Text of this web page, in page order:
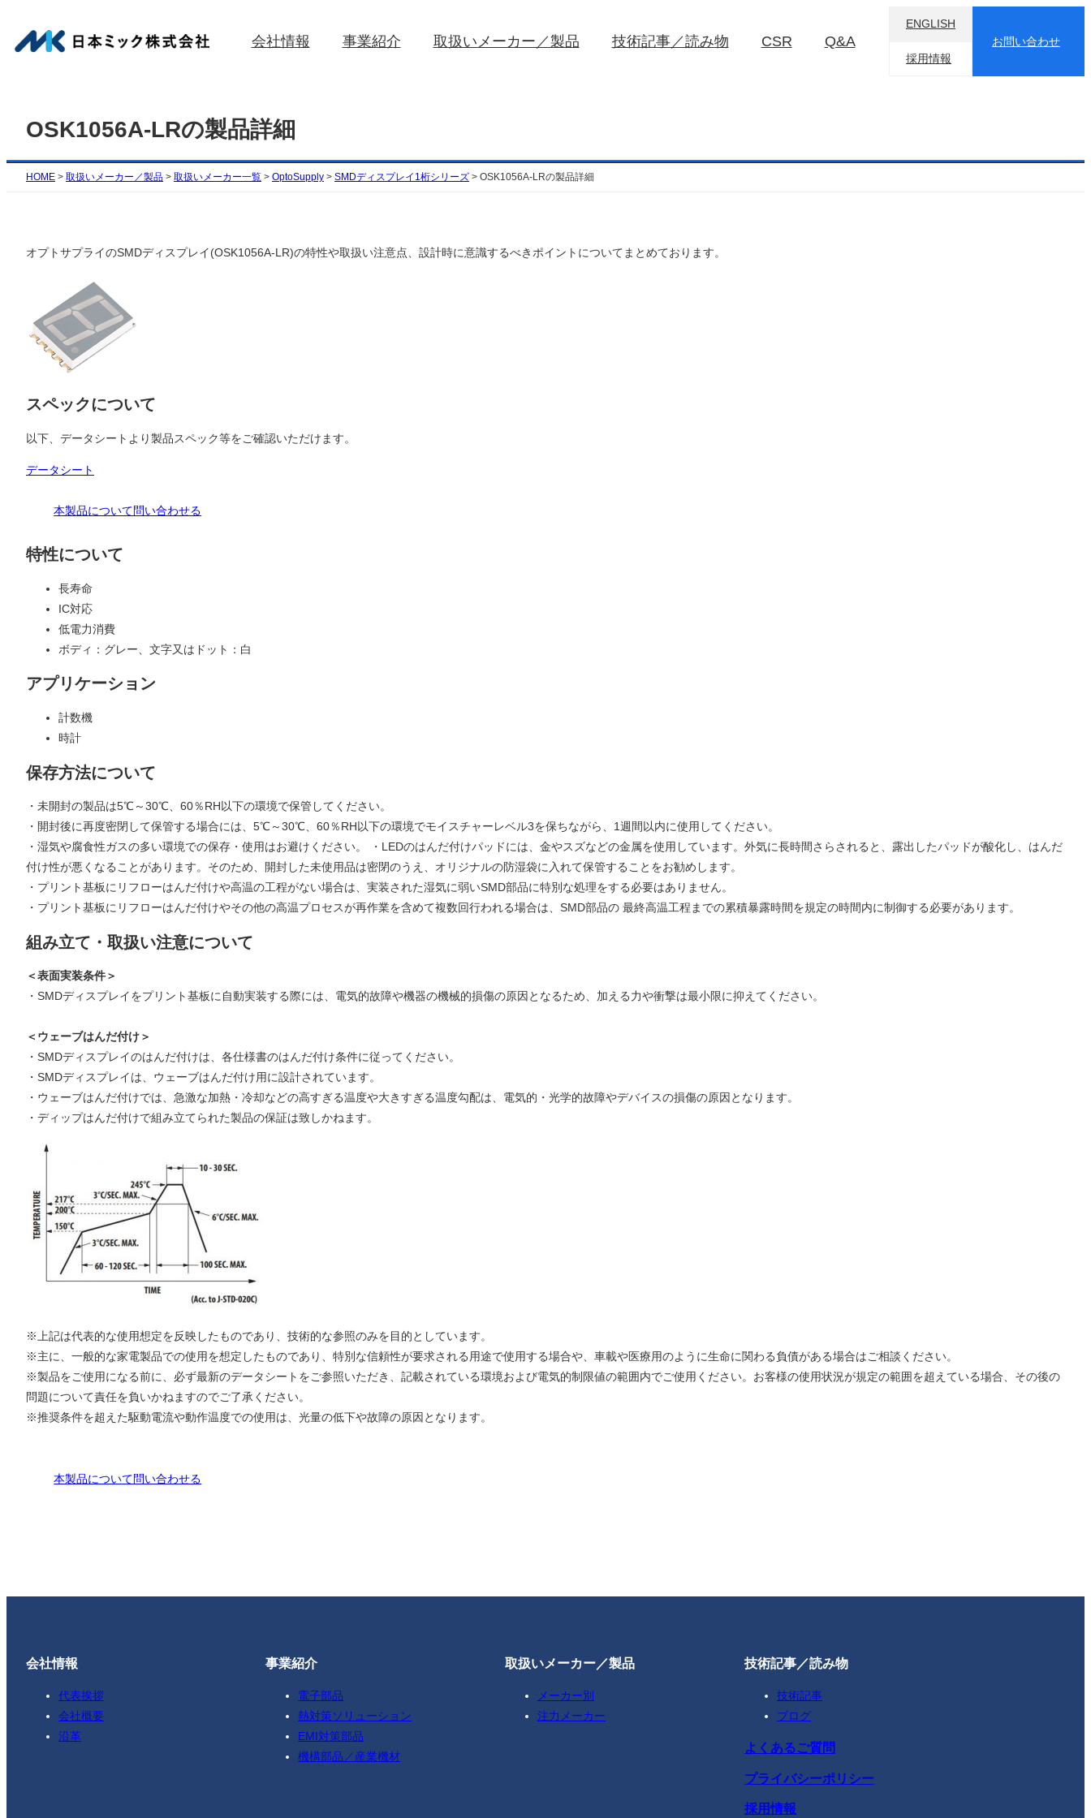
を
会社情報 事業紹介 取扱いメーカー／製品 技術記事／読み物 CSR Q&A
ENGLISH
採用情報
お問い合わせ
OSK1056A-LRの製品詳細
HOME > 取扱いメーカー／製品 > 取扱いメーカー一覧 > OptoSupply > SMDディスプレイ1桁シリーズ > OSK1056A-LRの製品詳細
オプトサプライのSMDディスプレイ(OSK1056A-LR)の特性や取扱い注意点、設計時に意識するべきポイントについてまとめております。
スペックについて
以下、データシートより製品スペック等をご確認いただけます。
データシート
本製品について問い合わせる
特性について
長寿命
IC対応
低電力消費
ボディ：グレー、文字又はドット：白
アプリケーション
計数機
時計
保存方法について
・未開封の製品は5℃～30℃、60％RH以下の環境で保管してください。
・開封後に再度密閉して保管する場合には、5℃～30℃、60％RH以下の環境でモイスチャーレベル3を保ちながら、1週間以内に使用してください。
・湿気や腐食性ガスの多い環境での保存・使用はお避けください。 ・LEDのはんだ付けパッドには、金やスズなどの金属を使用しています。外気に長時間さらされると、露出したパッドが酸化し、はんだ
付け性が悪くなることがあります。そのため、開封した未使用品は密閉のうえ、オリジナルの防湿袋に入れて保管することをお勧めします。
・プリント基板にリフローはんだ付けや高温の工程がない場合は、実装された湿気に弱いSMD部品に特別な処理をする必要はありません。
・プリント基板にリフローはんだ付けやその他の高温プロセスが再作業を含めて複数回行われる場合は、SMD部品の 最終高温工程までの累積暴露時間を規定の時間内に制御する必要があります。
組み立て・取扱い注意について
＜表面実装条件＞
・SMDディスプレイをプリント基板に自動実装する際には、電気的故障や機器の機械的損傷の原因となるため、加える力や衝撃は最小限に抑えてください。
＜ウェーブはんだ付け＞
・SMDディスプレイのはんだ付けは、各仕様書のはんだ付け条件に従ってください。
・SMDディスプレイは、ウェーブはんだ付け用に設計されています。
・ウェーブはんだ付けでは、急激な加熱・冷却などの高すぎる温度や大きすぎる温度勾配は、電気的・光学的故障やデバイスの損傷の原因となります。
・ディップはんだ付けで組み立てられた製品の保証は致しかねます。
※上記は代表的な使用想定を反映したものであり、技術的な参照のみを目的としています。
※主に、一般的な家電製品での使用を想定したものであり、特別な信頼性が要求される用途で使用する場合や、車載や医療用のように生命に関わる負債がある場合はご相談ください。
※製品をご使用になる前に、必ず最新のデータシートをご参照いただき、記載されている環境および電気的制限値の範囲内でご使用ください。お客様の使用状況が規定の範囲を超えている場合、その後の
問題について責任を負いかねますのでご了承ください。
※推奨条件を超えた駆動電流や動作温度での使用は、光量の低下や故障の原因となります。
本製品について問い合わせる
会社情報
代表挨拶
会社概要
沿革
事業紹介
電子部品
熱対策ソリューション
EMI対策部品
機構部品／産業機材
取扱いメーカー／製品
メーカー別
注力メーカー
技術記事／読み物
技術記事
ブログ
よくあるご質問
プライバシーポリシー
採用情報